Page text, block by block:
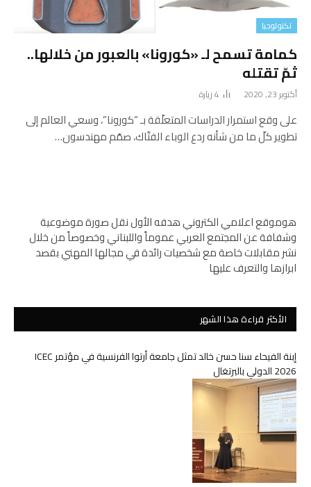
تكنولوجيا
كمامة تسمح لـ «كورونا» بالعبور من خلالها..
ثمّ تقتله
أكتوبر 23, 2020 4زيارة
على وقع استمرار الدراسات المتعلّقة بـ “كورونا”، وسعي العالم إلى
تطوير كلّ ما من شأنه ردع الوباء الفتّاك، صمّم مهندسون…
هوموقع اعلامي الكتروني هدفه الأول نقل صورة موضوعية
وشفافة عن المجتمع العربي عموماً واللبناني وخصوصاً من خلال
نشر مقابلات خاصة مع شخصيات رائدة في مجالها المهني بقصد
ابرازها والتعرف عليها
الأكثر قراءة هذا الشهر
إبنة الفيحاء سنا حسن خالد تمثل جامعة أرتوا الفرنسية في مؤتمر ICEC
2026 الدولي بالبرتغال